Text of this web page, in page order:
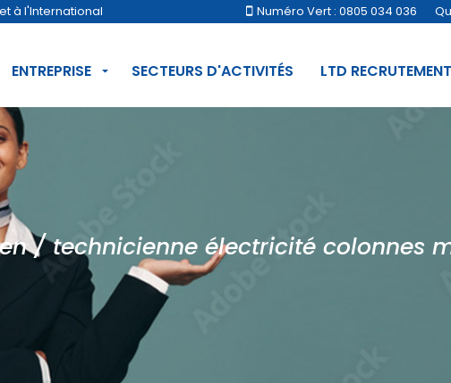
à l'International Numéro Vert : 0805 034 036
ENTREPRISE SECTEURS D'ACTIVITÉS LTD RECRUTEMENT
/ technicienne électricité colonnes